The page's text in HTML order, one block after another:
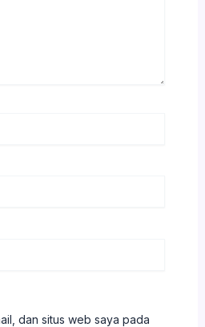
dan situs web saya pada